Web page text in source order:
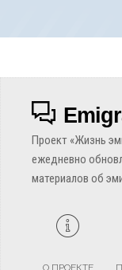
Проект «Жизнь
ежедневно
материалов об
О ПРОЕКТЕ